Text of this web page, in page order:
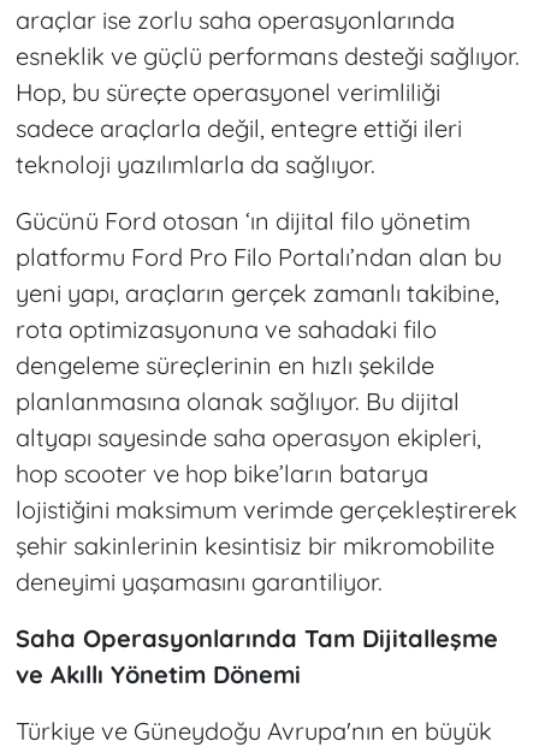
araçlar ise zorlu saha operasyonlarında
esneklik ve güçlü performans desteği sağlıyor.
Hop, bu süreçte operasyonel verimliliği
sadece araçlarla değil, entegre ettiği ileri
teknoloji yazılımlarla da sağlıyor.
Gücünü Ford otosan ‘ın dijital filo yönetim
platformu Ford Pro Filo Portalı’ndan alan bu
yeni yapı, araçların gerçek zamanlı takibine,
rota optimizasyonuna ve sahadaki filo
dengeleme süreçlerinin en hızlı şekilde
planlanmasına olanak sağlıyor. Bu dijital
altyapı sayesinde saha operasyon ekipleri,
hop scooter ve hop bike’ların batarya
lojistiğini maksimum verimde gerçekleştirerek
şehir sakinlerinin kesintisiz bir mikromobilite
deneyimi yaşamasını garantiliyor.
Saha Operasyonlarında Tam Dijitalleşme
ve Akıllı Yönetim Dönemi
Türkiye ve Güneydoğu Avrupa'nın en büyük